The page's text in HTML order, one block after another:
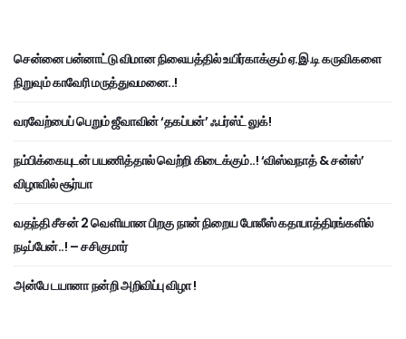
சென்னை பன்னாட்டு விமான நிலையத்தில் உயிர்காக்கும் ஏ.இ.டி கருவிகளை
நிறுவும் காவேரி மருத்துவமனை..!
வரவேற்பைப் பெறும் ஜீவாவின் ‘தகப்பன்’ ஃபர்ஸ்ட் லுக்!
நம்பிக்கையுடன் பயணித்தால் வெற்றி கிடைக்கும்..! ‘விஸ்வநாத் & சன்ஸ்’
விழாவில் சூர்யா
வதந்தி சீசன் 2 வெளியான பிறகு நான் நிறைய போலீஸ் கதாபாத்திரங்களில்
நடிப்பேன்..! – சசிகுமார்
அன்பே டயானா நன்றி அறிவிப்பு விழா !